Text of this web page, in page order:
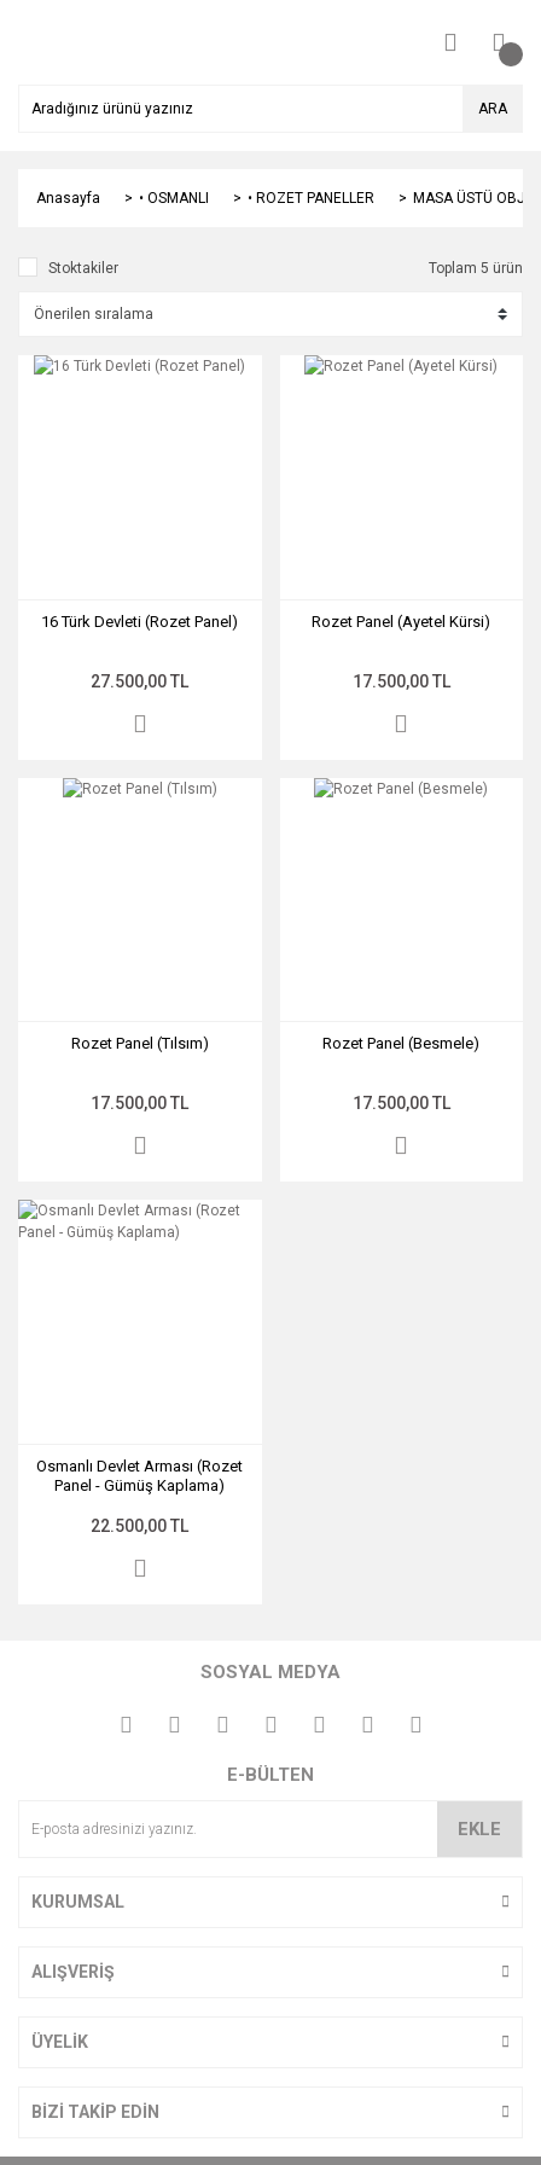
ARA
Anasayfa • OSMANLI • ROZET PANELLER MASA ÜSTÜ OBJE
Stoktakiler Toplam 5 ürün
16 Türk Devleti (Rozet Panel)
27.500,00 TL
Rozet Panel (Ayetel Kürsi)
17.500,00 TL
Rozet Panel (Tılsım)
17.500,00 TL
Rozet Panel (Besmele)
17.500,00 TL
Osmanlı Devlet Arması (Rozet
Panel - Gümüş Kaplama)
22.500,00 TL
SOSYAL MEDYA
E-BÜLTEN
EKLE
KURUMSAL
ALIŞVERİŞ
ÜYELİK
BİZİ TAKİP EDİN